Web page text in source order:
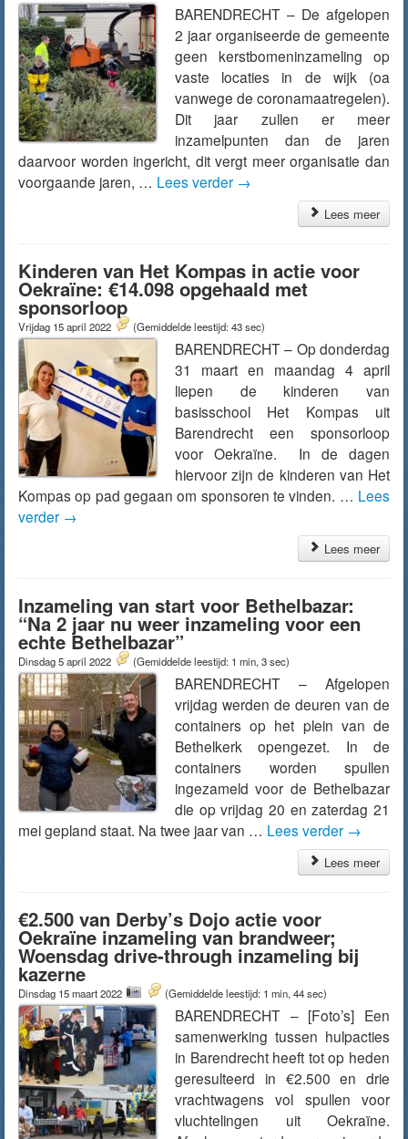
BARENDRECHT – De afgelopen
2 jaar organiseerde de gemeente
geen kerstbomeninzameling op
vaste locaties in de wijk (oa
vanwege de coronamaatregelen).
Dit jaar zullen er meer
inzamelpunten dan de jaren
daarvoor worden ingericht, dit vergt meer organisatie dan
voorgaande jaren, … Lees verder →
Lees meer
Kinderen van Het Kompas in actie voor
Oekraïne: €14.098 opgehaald met
sponsorloop
Vrijdag 15 april 2022 (Gemiddelde leestijd: 43 sec)
BARENDRECHT – Op donderdag
31 maart en maandag 4 april
liepen de kinderen van
basisschool Het Kompas uit
Barendrecht een sponsorloop
voor Oekraïne. In de dagen
hiervoor zijn de kinderen van Het
Kompas op pad gegaan om sponsoren te vinden. … Lees
verder →
Lees meer
Inzameling van start voor Bethelbazar:
“Na 2 jaar nu weer inzameling voor een
echte Bethelbazar”
Dinsdag 5 april 2022 (Gemiddelde leestijd: 1 min, 3 sec)
BARENDRECHT – Afgelopen
vrijdag werden de deuren van de
containers op het plein van de
Bethelkerk opengezet. In de
containers worden spullen
ingezameld voor de Bethelbazar
die op vrijdag 20 en zaterdag 21
mei gepland staat. Na twee jaar van … Lees verder →
Lees meer
€2.500 van Derby’s Dojo actie voor
Oekraïne inzameling van brandweer;
Woensdag drive-through inzameling bij
kazerne
Dinsdag 15 maart 2022 (Gemiddelde leestijd: 1 min, 44 sec)
BARENDRECHT – [Foto’s] Een
samenwerking tussen hulpacties
in Barendrecht heeft tot op heden
geresulteerd in €2.500 en drie
vrachtwagens vol spullen voor
vluchtelingen uit Oekraïne.